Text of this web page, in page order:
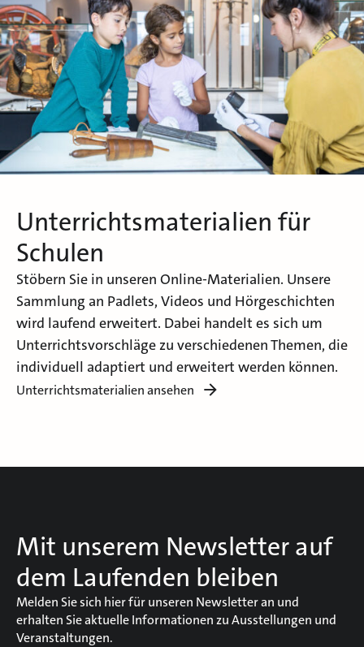
Unterrichtsmaterialien für
Schulen
Stöbern Sie in unseren Online-Materialien. Unsere
Sammlung an Padlets, Videos und Hörgeschichten
wird laufend erweitert. Dabei handelt es sich um
Unterrichtsvorschläge zu verschiedenen Themen, die
individuell adaptiert und erweitert werden können.
Unterrichtsmaterialien ansehen
Mit unserem Newsletter auf
dem Laufenden bleiben
Melden Sie sich hier für unseren Newsletter an und
erhalten Sie aktuelle Informationen zu Ausstellungen und
Veranstaltungen.